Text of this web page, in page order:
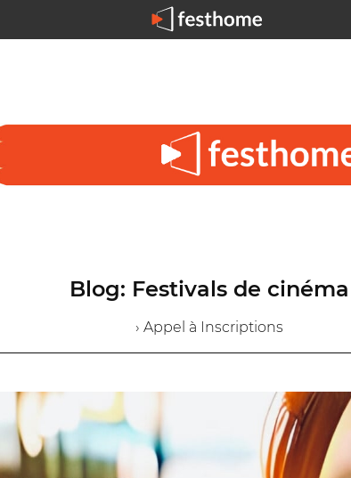
Blog: Festivals de cinéma
› Appel à Inscriptions